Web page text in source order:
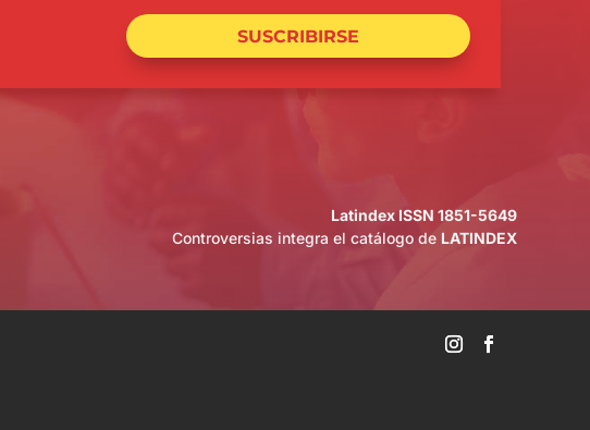
SUSCRIBIRSE
Latindex ISSN 1851-5649
Controversias integra el catálogo de LATINDEX